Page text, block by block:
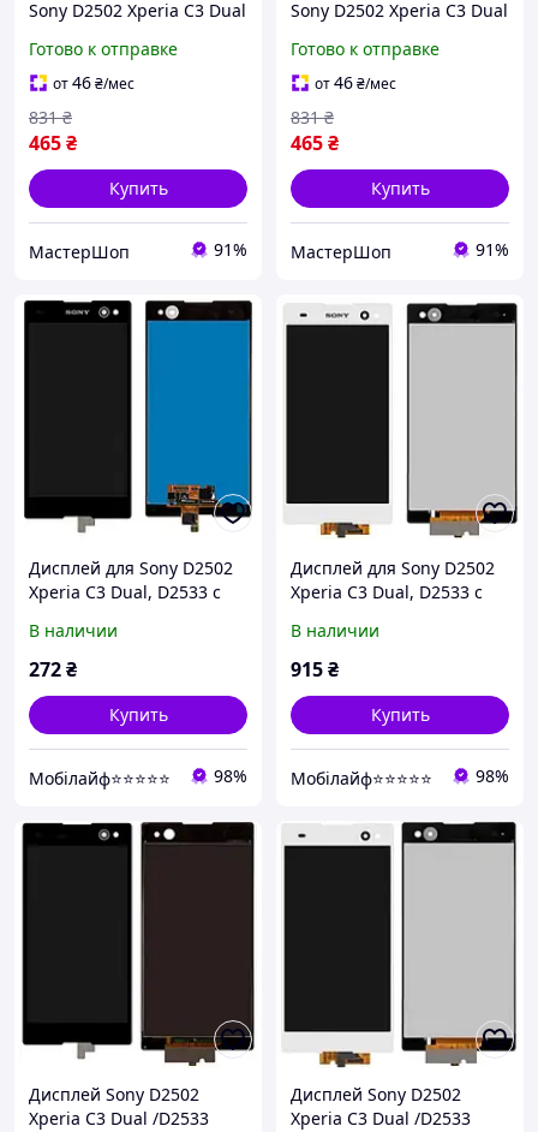
Sony D2502 Xperia C3 Dual
Готово к отправке
от46₴/мес
465₴
831 ₴
Купить
МастерШоп 91%
Sony D2502 Xperia C3 Dual
Готово к отправке
от46₴/мес
465₴
831 ₴
Купить
МастерШоп 91%
Дисплей для Sony D2502
Xperia C3 Dual, D2533 с
В наличии
272₴
Купить
Мобілайф⭐️⭐️⭐️⭐️⭐️ 98%
Дисплей для Sony D2502
Xperia C3 Dual, D2533 с
В наличии
915₴
Купить
Мобілайф⭐️⭐️⭐️⭐️⭐️ 98%
Дисплей Sony D2502
Xperia C3 Dual /D2533
Дисплей Sony D2502
Xperia C3 Dual /D2533